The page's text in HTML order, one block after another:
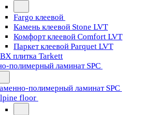
Fargo клеевой
Камень клеевой Stone LVT
Комфорт клеевой Comfort LVT
Паркет клеевой Parquet LVT
плитка Tarkett
полимерный ламинат SPC
полимерный ламинат SPC
floor